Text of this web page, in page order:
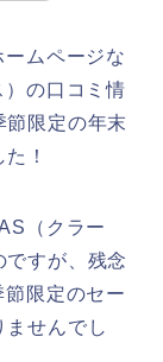
ムページな
の口コミ情
限定の年末
！
（クラー
ですが、残念
限定のセー
ませんでし